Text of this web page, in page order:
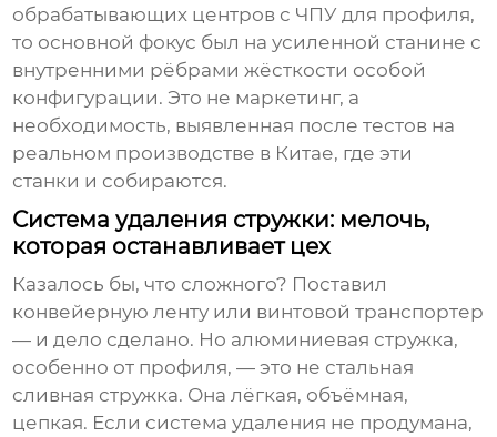
обрабатывающих центров с ЧПУ для профиля,
то основной фокус был на усиленной станине с
внутренними рёбрами жёсткости особой
конфигурации. Это не маркетинг, а
необходимость, выявленная после тестов на
реальном производстве в Китае, где эти
станки и собираются.
Система удаления стружки: мелочь,
которая останавливает цех
Казалось бы, что сложного? Поставил
конвейерную ленту или винтовой транспортер
— и дело сделано. Но алюминиевая стружка,
особенно от профиля, — это не стальная
сливная стружка. Она лёгкая, объёмная,
цепкая. Если система удаления не продумана,